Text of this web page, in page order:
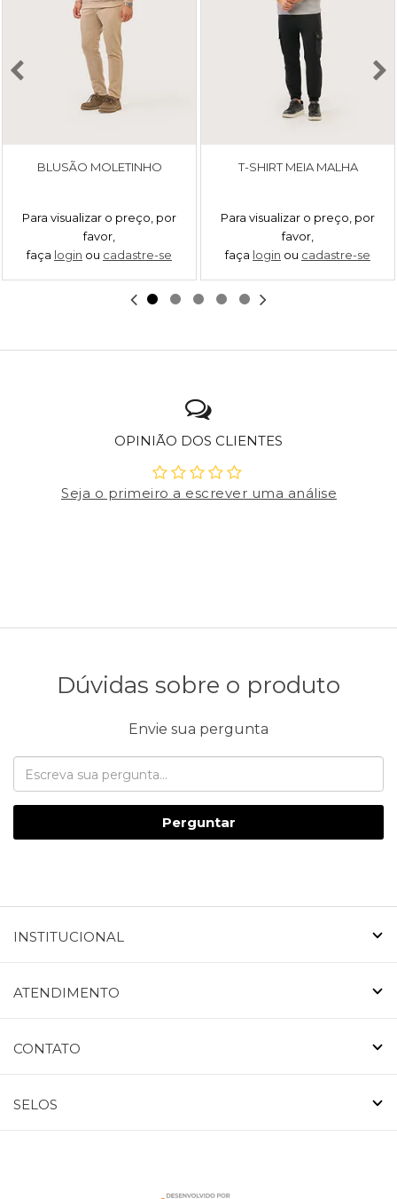
BLUSÃO MOLETINHO
Para visualizar o preço, por
favor,
faça login ou cadastre-se
T-SHIRT MEIA MALHA
Para visualizar o preço, por
favor,
faça login ou cadastre-se
OPINIÃO DOS CLIENTES
Seja o primeiro a escrever uma análise
Dúvidas sobre o produto
Envie sua pergunta
Perguntar
INSTITUCIONAL
ATENDIMENTO
CONTATO
SELOS